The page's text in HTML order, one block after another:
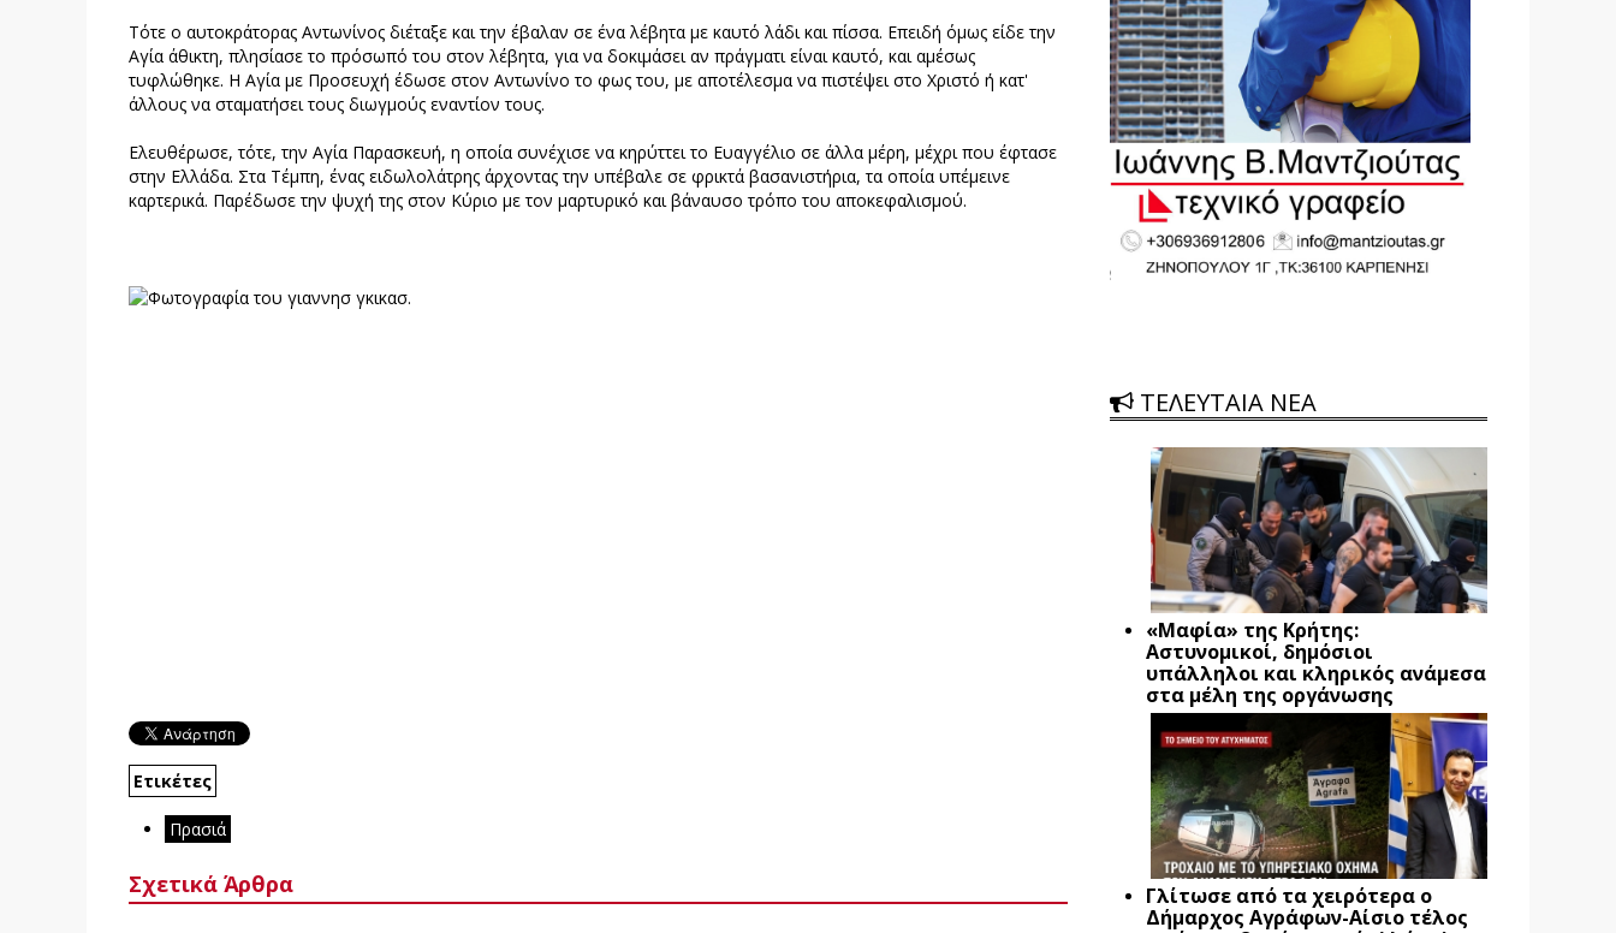
Τότε ο αυτοκράτορας Αντωνίνος διέταξε και την έβαλαν σε ένα λέβητα με καυτό λάδι και πίσσα. Επειδή όμως είδε την
Αγία άθικτη, πλησίασε το πρόσωπό του στον λέβητα, για να δοκιμάσει αν πράγματι είναι καυτό, και αμέσως
τυφλώθηκε. Η Αγία με Προσευχή έδωσε στον Αντωνίνο το φως του, με αποτέλεσμα να πιστέψει στο Χριστό ή κατ'
άλλους να σταματήσει τους διωγμούς εναντίον τους.
Ελευθέρωσε, τότε, την Αγία Παρασκευή, η οποία συνέχισε να κηρύττει το Ευαγγέλιο σε άλλα μέρη, μέχρι που έφτασε
στην Ελλάδα. Στα Τέμπη, ένας ειδωλολάτρης άρχοντας την υπέβαλε σε φρικτά βασανιστήρια, τα οποία υπέμεινε
καρτερικά. Παρέδωσε την ψυχή της στον Κύριο με τον μαρτυρικό και βάναυσο τρόπο του αποκεφαλισμού.
Ετικέτες
Πρασιά
Σχετικά Άρθρα
ΤΕΛΕΥΤΑΙΑ ΝΕΑ
«Μαφία» της Κρήτης:
Αστυνομικοί, δημόσιοι
υπάλληλοι και κληρικός ανάμεσα
στα μέλη της οργάνωσης
Γλίτωσε από τα χειρότερα ο
Δήμαρχος Αγράφων-Αίσιο τέλος